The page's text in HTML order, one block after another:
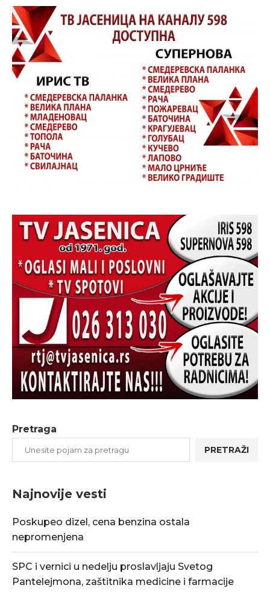
Pretraga
PRETRAŽI
Najnovije vesti
Poskupeo dizel, cena benzina ostala
nepromenjena
SPC i vernici u nedelju proslavljaju Svetog
Pantelejmona, zaštitnika medicine i farmacije